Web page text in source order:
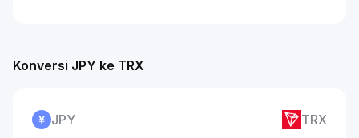
Konversi JPY ke TRX
JPY TRX